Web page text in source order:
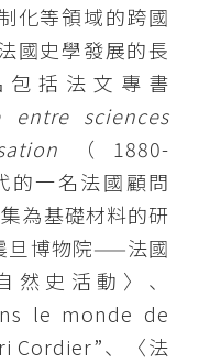
化等領域的跨國
國史學發展的長
括法文專書
entre sciences
（1880-
的一名法國顧問
為基礎材料的研
旦博物院——法國
史活動〉、
le monde de
Cordier”、〈法